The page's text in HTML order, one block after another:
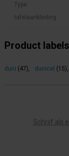
Type
tafelaankleding
Product labels
duni (47), dunicel (15),
Schrijf als